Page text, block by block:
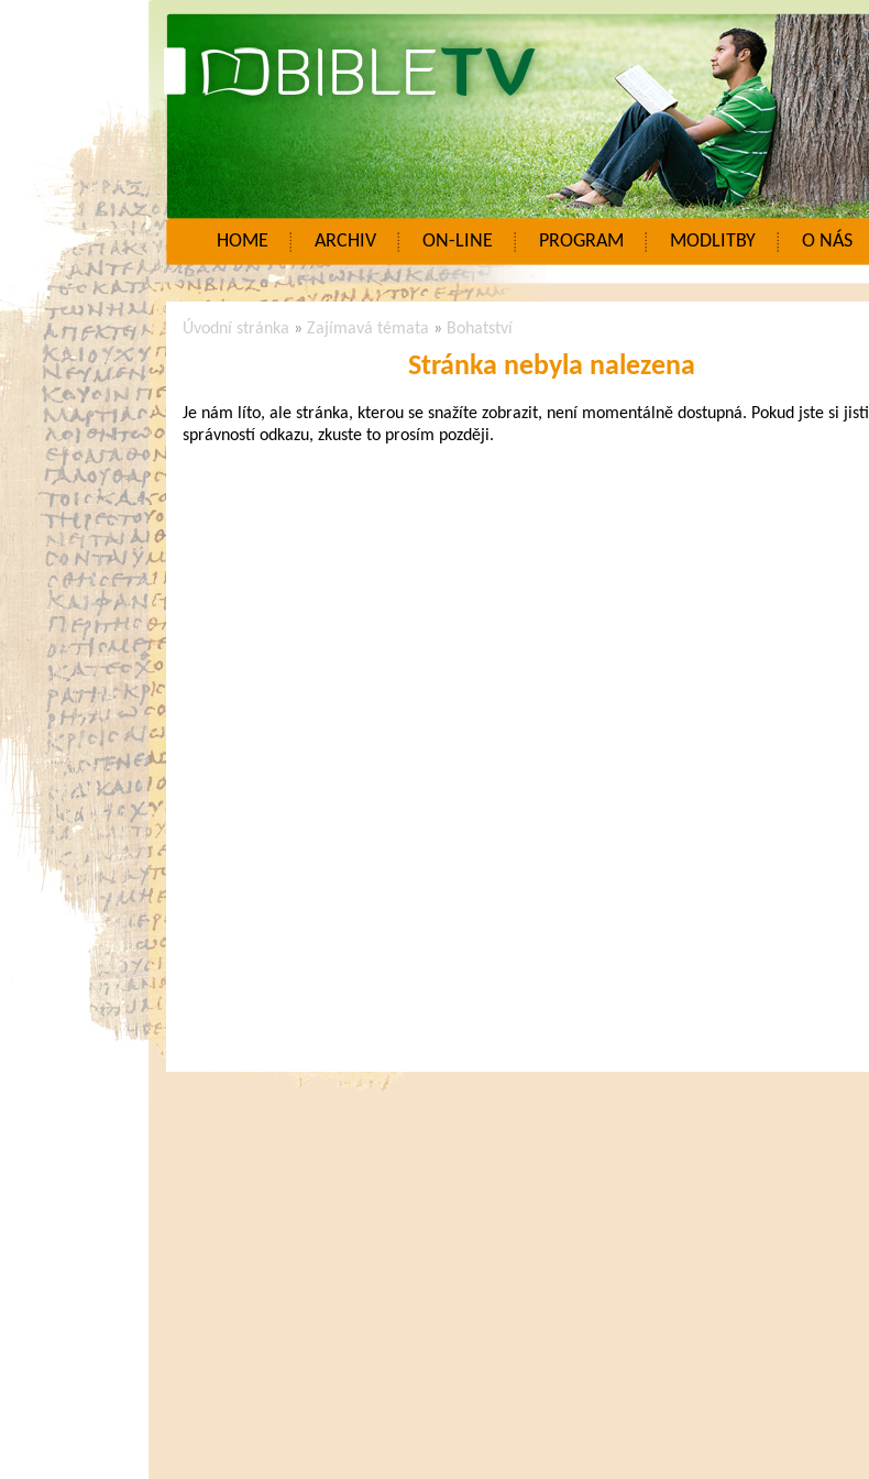
HOME ARCHIV ON-LINE PROGRAM MODLITBY O NÁS
Úvodní stránka » Zajímavá témata » Bohatství
Stránka nebyla nalezena
Je nám líto, ale stránka, kterou se snažíte zobrazit, není momentálně dostupná. Pokud jste si jisti
správností odkazu, zkuste to prosím později.